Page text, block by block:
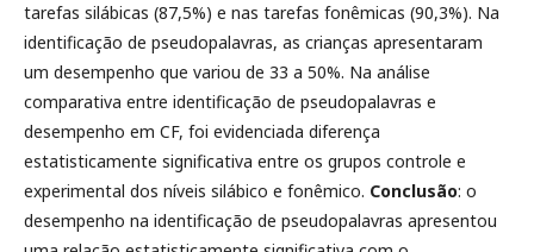
tarefas silábicas (87,5%) e nas tarefas fonêmicas (90,3%). Na
identificação de pseudopalavras, as crianças apresentaram
um desempenho que variou de 33 a 50%. Na análise
comparativa entre identificação de pseudopalavras e
desempenho em CF, foi evidenciada diferença
estatisticamente significativa entre os grupos controle e
experimental dos níveis silábico e fonêmico. Conclusão: o
desempenho na identificação de pseudopalavras apresentou